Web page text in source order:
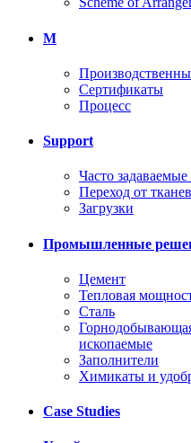
M
Сертификаты
Процесс
Support
Часто
Переход от
Загрузки
Промышленные
Цемент
Тепловая
Сталь
ископаемые
Заполнители
Химикаты и
Case Studies